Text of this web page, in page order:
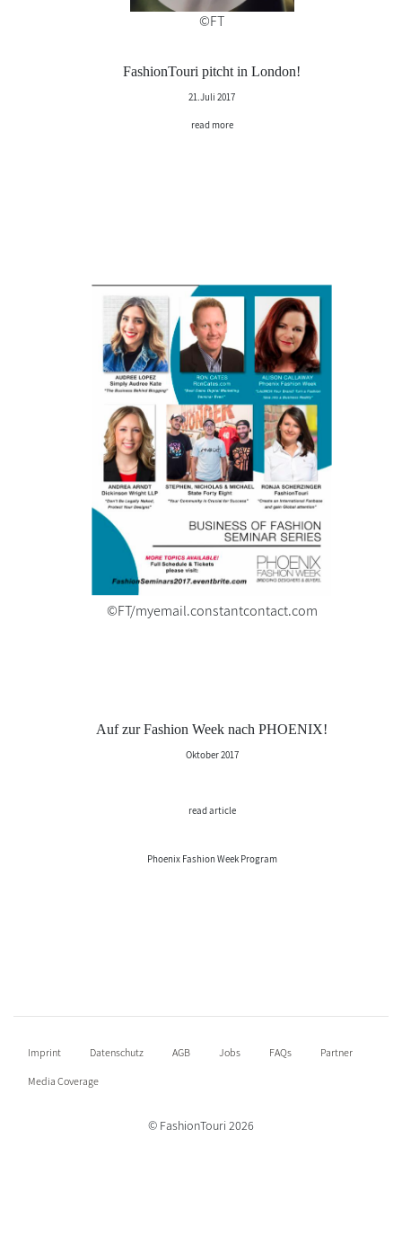
©FT
FashionTouri pitcht in London!
21.Juli 2017
read more
©FT/myemail.constantcontact.com
Auf zur Fashion Week nach PHOENIX!
Oktober 2017
read article
Phoenix Fashion Week Program
Imprint Datenschutz AGB Jobs FAQs Partner
Media Coverage
© FashionTouri 2026